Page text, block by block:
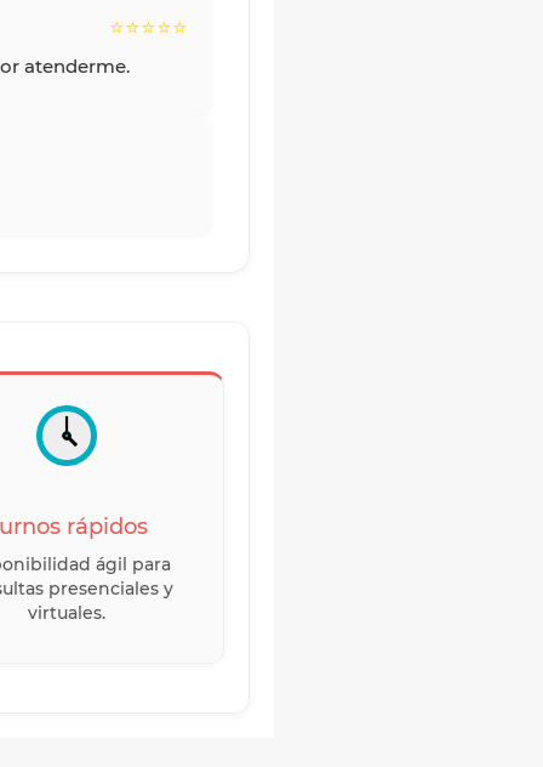
⭐⭐⭐⭐⭐
atenderme.
rápidos
ágil para
presenciales y
virtuales.